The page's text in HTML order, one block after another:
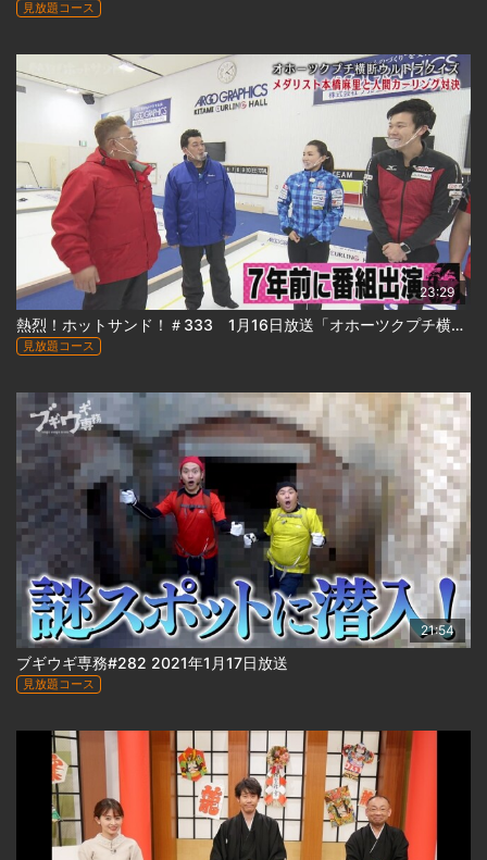
見放題コース
23:29
熱烈！ホットサンド！＃333 1月16日放送「オホーツクプチ横断ウルトラクイズ 北見＆津別編」
見放題コース
21:54
ブギウギ専務#282 2021年1月17日放送
見放題コース